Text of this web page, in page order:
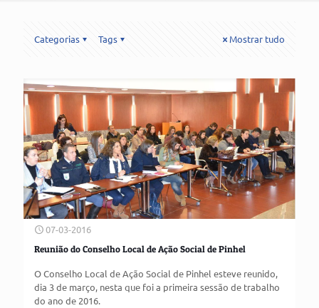
Categorias Tags Mostrar tudo
07-03-2016
Reunião do Conselho Local de Ação Social de Pinhel
O Conselho Local de Ação Social de Pinhel esteve reunido,
dia 3 de março, nesta que foi a primeira sessão de trabalho
do ano de 2016.